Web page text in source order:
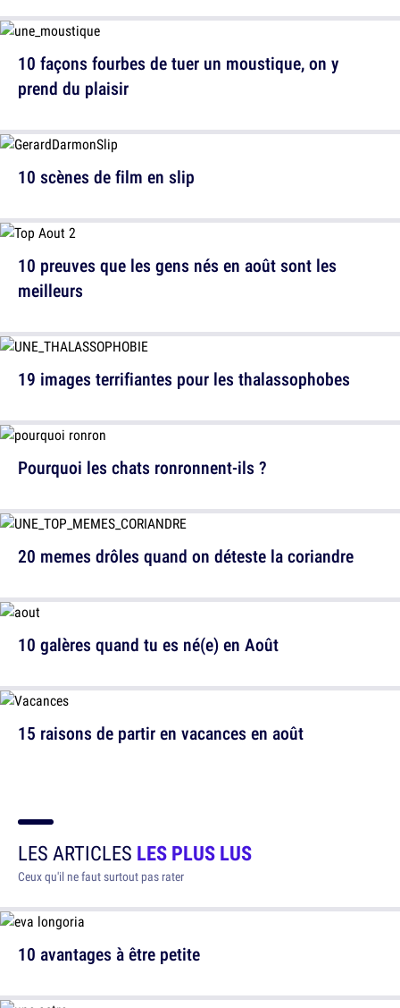
10 façons fourbes de tuer un moustique, on y
prend du plaisir
10 preuves que les gens nés en août sont les
meilleurs
Pourquoi les chats ronronnent-ils ?
10 galères quand tu es né(e) en Août
10 scènes de film en slip
19 images terrifiantes pour les thalassophobes
20 memes drôles quand on déteste la coriandre
15 raisons de partir en vacances en août
LES ARTICLES LES PLUS LUS
Ceux qu'il ne faut surtout pas rater
10 avantages à être petite